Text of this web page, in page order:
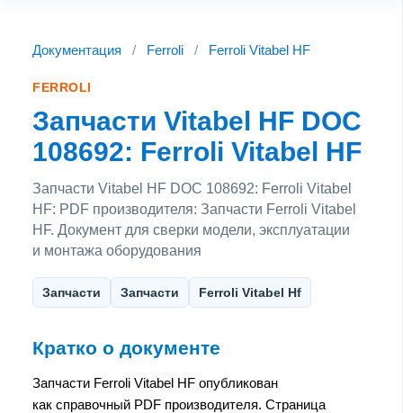
Документация / Ferroli / Ferroli Vitabel HF
FERROLI
Запчасти Vitabel HF DOC
108692: Ferroli Vitabel HF
Запчасти Vitabel HF DOC 108692: Ferroli Vitabel
HF: PDF производителя: Запчасти Ferroli Vitabel
HF. Документ для сверки модели, эксплуатации
и монтажа оборудования
Запчасти Запчасти Ferroli Vitabel Hf
Кратко о документе
Запчасти Ferroli Vitabel HF опубликован
как справочный PDF производителя. Страница